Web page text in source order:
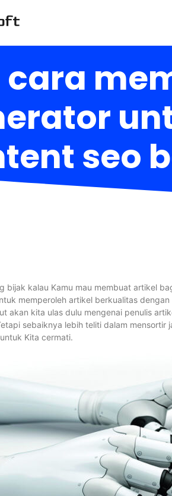
cara
seo
bijak kalau Kamu mau membuat artikel
memperoleh artikel berkualitas
akan kita ulas dulu mengenai penulis
sebaiknya lebih teliti dalam
Kita cermati.